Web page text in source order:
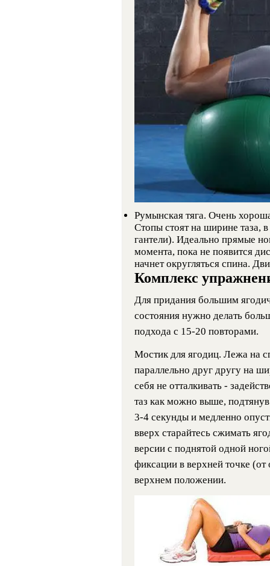
Румынская тяга. Очень
Стопы стоят на ширине таза,
гантели). Идеально прямые
момента, пока не появится
начнет округляться спина.
Комплекс
Для придания большим
состояния нужно делать
подхода с 15-20 повторами.
Мостик для ягодиц. Лежа на
параллельно друг другу на
себя не отталкивать -
таз как можно выше,
3-4 секунды и медленно
вверх старайтесь сжимать
версии с поднятой одной
фиксации в верхней точке
верхнем положении.